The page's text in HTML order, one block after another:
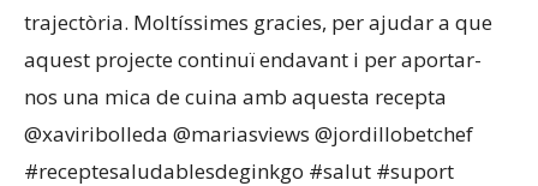
trajectòria. Moltíssimes gracies, per ajudar a que
aquest projecte continuï endavant i per aportar-
nos una mica de cuina amb aquesta recepta
@xaviribolleda @mariasviews @jordillobetchef
#receptesaludablesdeginkgo #salut #suport